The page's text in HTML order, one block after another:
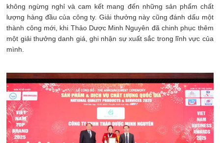
không ngừng nghỉ và cam kết mang đến những sản phẩm chất
lượng hàng đầu của công ty. Giải thưởng này cũng đánh dấu một
thành công mới, khi Thảo Dược Minh Nguyên đã chinh phục thêm
một giải thưởng danh giá, ghi nhận sự xuất sắc trong lĩnh vực của
mình.